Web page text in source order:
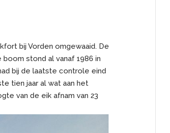
bij Vorden omgewaaid. De
stond al vanaf 1986 in
bij de laatste controle eind
tien jaar al wat aan het
van de eik afnam van 23